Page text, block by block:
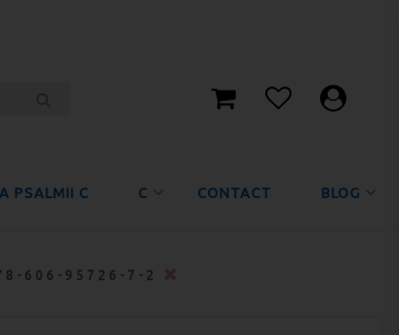
PSALMII C C CONTACT BLOG
606-95726-7-2